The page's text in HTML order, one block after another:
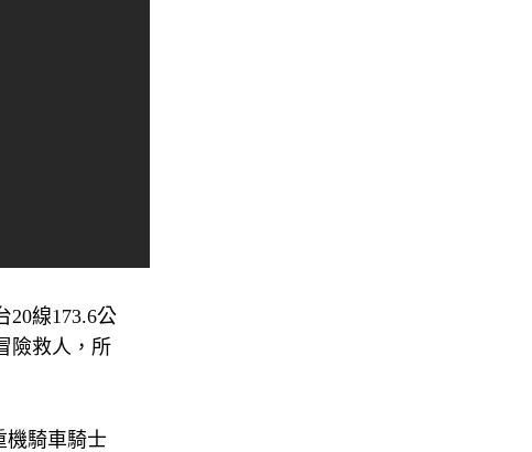
20線173.6公
險救人，所
機騎車騎士